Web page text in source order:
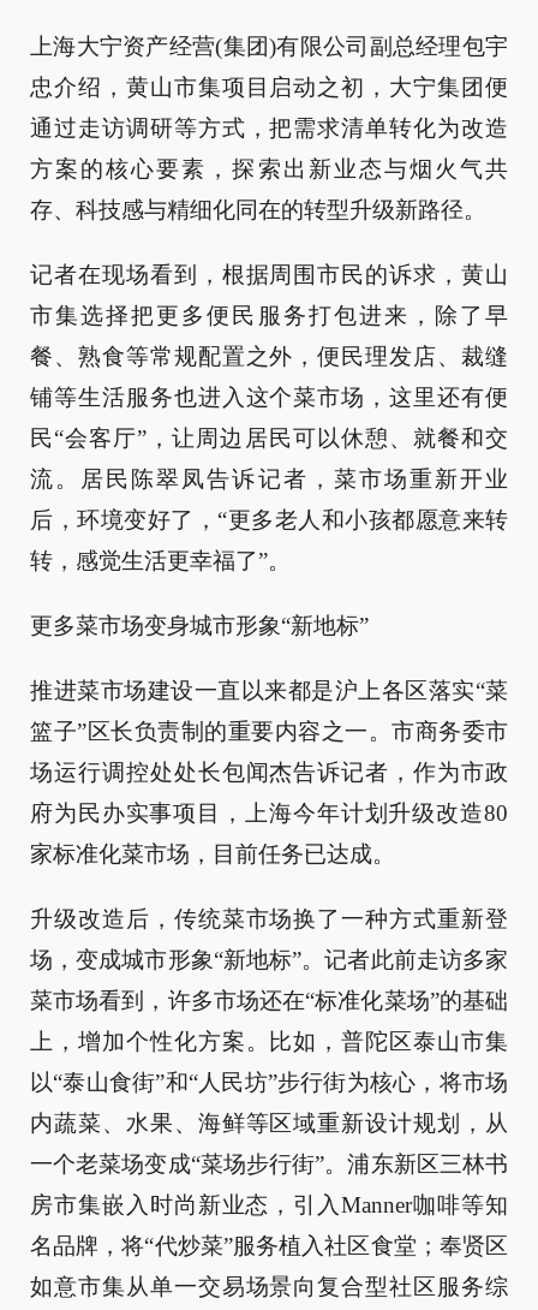
上海大宁资产经营(集团)有限公司副总经理包宇
忠介绍，黄山市集项目启动之初，大宁集团便
通过走访调研等方式，把需求清单转化为改造
方案的核心要素，探索出新业态与烟火气共
存、科技感与精细化同在的转型升级新路径。
记者在现场看到，根据周围市民的诉求，黄山
市集选择把更多便民服务打包进来，除了早
餐、熟食等常规配置之外，便民理发店、裁缝
铺等生活服务也进入这个菜市场，这里还有便
民“会客厅”，让周边居民可以休憩、就餐和交
流。居民陈翠凤告诉记者，菜市场重新开业
后，环境变好了，“更多老人和小孩都愿意来转
转，感觉生活更幸福了”。
更多菜市场变身城市形象“新地标”
推进菜市场建设一直以来都是沪上各区落实“菜
篮子”区长负责制的重要内容之一。市商务委市
场运行调控处处长包闻杰告诉记者，作为市政
府为民办实事项目，上海今年计划升级改造80
家标准化菜市场，目前任务已达成。
升级改造后，传统菜市场换了一种方式重新登
场，变成城市形象“新地标”。记者此前走访多家
菜市场看到，许多市场还在“标准化菜场”的基础
上，增加个性化方案。比如，普陀区泰山市集
以“泰山食街”和“人民坊”步行街为核心，将市场
内蔬菜、水果、海鲜等区域重新设计规划，从
一个老菜场变成“菜场步行街”。浦东新区三林书
房市集嵌入时尚新业态，引入Manner咖啡等知
名品牌，将“代炒菜”服务植入社区食堂；奉贤区
如意市集从单一交易场景向复合型社区服务综